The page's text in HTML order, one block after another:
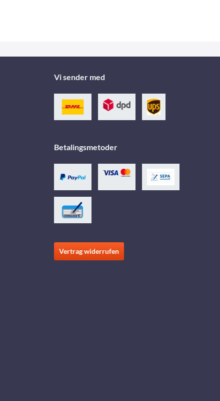
Vi sender med
Betalingsmetoder
Vertrag widerrufen